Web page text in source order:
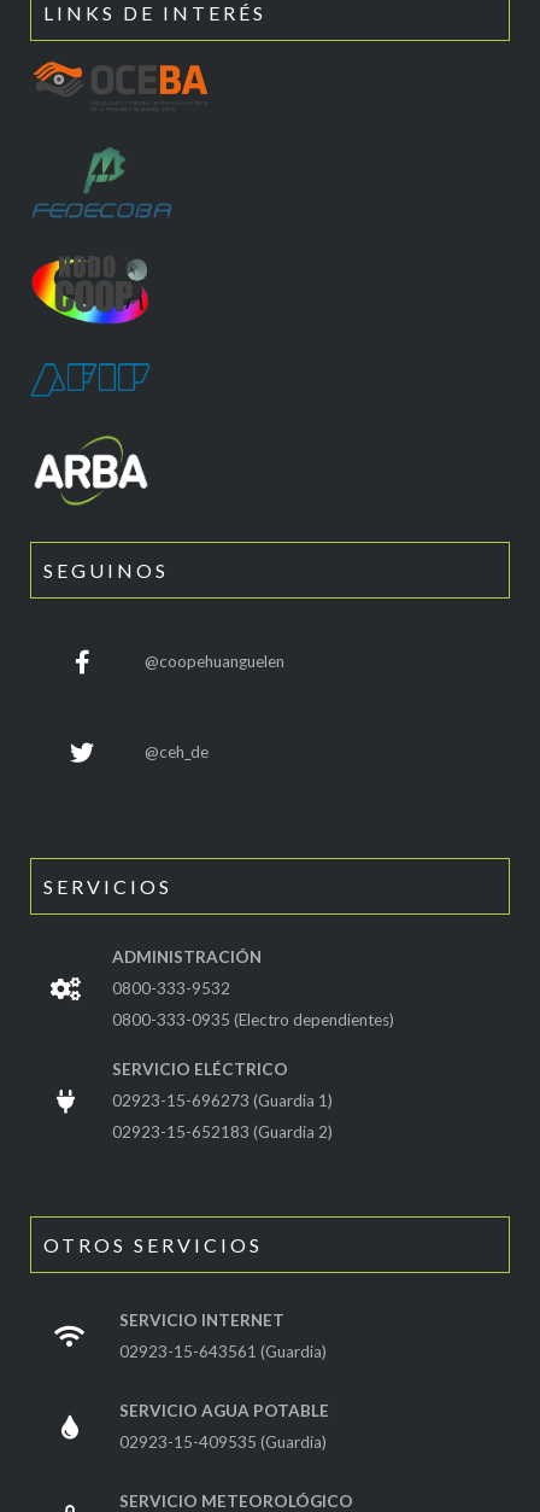
LINKS DE INTERÉS
SEGUINOS
@coopehuanguelen
@ceh_de
SERVICIOS
ADMINISTRACIÓN
0800-333-9532
0800-333-0935 (Electro dependientes)
SERVICIO ELÉCTRICO
02923-15-696273 (Guardia 1)
02923-15-652183 (Guardia 2)
OTROS SERVICIOS
SERVICIO INTERNET
02923-15-643561 (Guardia)
SERVICIO AGUA POTABLE
02923-15-409535 (Guardia)
SERVICIO METEOROLÓGICO